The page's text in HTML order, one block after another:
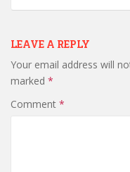
LEAVE A REPLY
Your email address will
marked *
Comment *